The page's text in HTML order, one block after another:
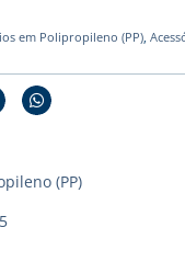
em Polipropileno (PP),
(PP)